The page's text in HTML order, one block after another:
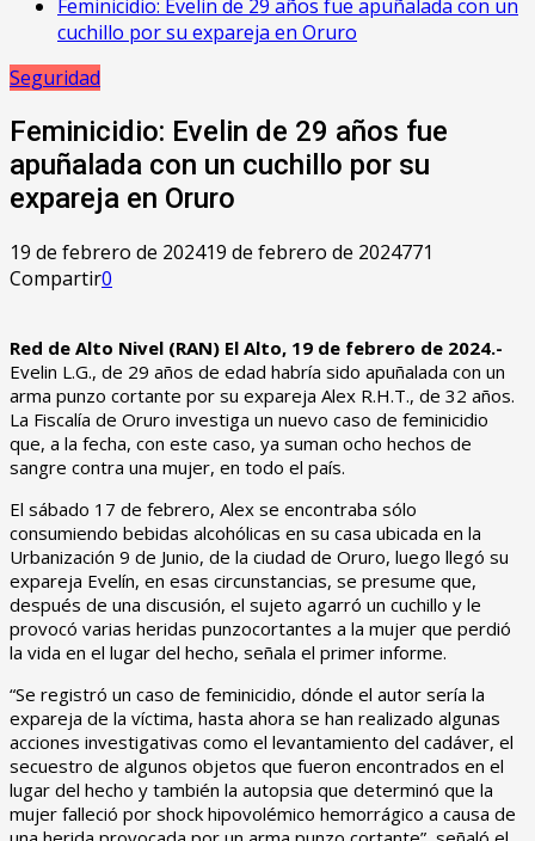
Feminicidio: Evelin de 29 años fue apuñalada con un
cuchillo por su expareja en Oruro
Seguridad
Feminicidio: Evelin de 29 años fue
apuñalada con un cuchillo por su
expareja en Oruro
19 de febrero de 202419 de febrero de 2024771
Compartir0
Red de Alto Nivel (RAN) El Alto, 19 de febrero de 2024.-
Evelin L.G., de 29 años de edad habría sido apuñalada con un
arma punzo cortante por su expareja Alex R.H.T., de 32 años.
La Fiscalía de Oruro investiga un nuevo caso de feminicidio
que, a la fecha, con este caso, ya suman ocho hechos de
sangre contra una mujer, en todo el país.
El sábado 17 de febrero, Alex se encontraba sólo
consumiendo bebidas alcohólicas en su casa ubicada en la
Urbanización 9 de Junio, de la ciudad de Oruro, luego llegó su
expareja Evelín, en esas circunstancias, se presume que,
después de una discusión, el sujeto agarró un cuchillo y le
provocó varias heridas punzocortantes a la mujer que perdió
la vida en el lugar del hecho, señala el primer informe.
“Se registró un caso de feminicidio, dónde el autor sería la
expareja de la víctima, hasta ahora se han realizado algunas
acciones investigativas como el levantamiento del cadáver, el
secuestro de algunos objetos que fueron encontrados en el
lugar del hecho y también la autopsia que determinó que la
mujer falleció por shock hipovolémico hemorrágico a causa de